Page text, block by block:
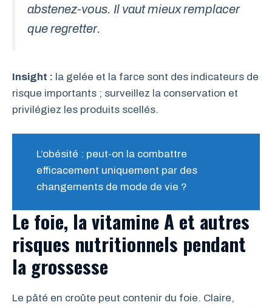
abstenez-vous. Il vaut mieux remplacer
que regretter.
Insight : la gelée et la farce sont des indicateurs de
risque importants ; surveillez la conservation et
privilégiez les produits scellés.
L’obésité : peut-on la combattre
efficacement uniquement par des
changements de mode de vie ?
Le foie, lavitamine Aet autres
risques nutritionnels pendant
la grossesse
Le pâté en croûte peut contenir du foie. Claire,